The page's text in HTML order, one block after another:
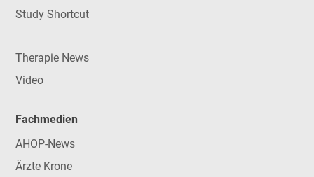
Study Shortcut
Therapie News
Video
Fachmedien
AHOP-News
Ärzte Krone